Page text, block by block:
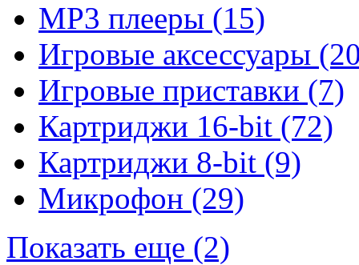
MP3 плееры (15)
Игровые аксессуары
Игровые приставки (7)
Картриджи 16-bit (72)
Картриджи 8-bit (9)
Микрофон (29)
Показать еще (2)